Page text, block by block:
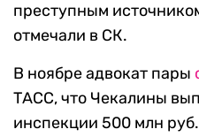
преступным
отмечали в СК.
В ноябре адвокат пары
ТАСС, что Чекалины
инспекции 500 млн